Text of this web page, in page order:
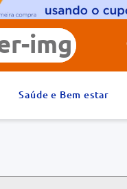
Saúde e Bem estar